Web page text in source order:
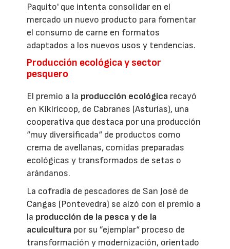
Paquito' que intenta consolidar en el
mercado un nuevo producto para fomentar
el consumo de carne en formatos
adaptados a los nuevos usos y tendencias.
Producción ecológica y sector
pesquero
El premio a la producción ecológica recayó
en Kikiricoop, de Cabranes (Asturias), una
cooperativa que destaca por una producción
“muy diversificada“ de productos como
crema de avellanas, comidas preparadas
ecológicas y transformados de setas o
arándanos.
La cofradía de pescadores de San José de
Cangas (Pontevedra) se alzó con el premio a
la producción de la pesca y de la
acuicultura por su ”ejemplar“ proceso de
transformación y modernización, orientado